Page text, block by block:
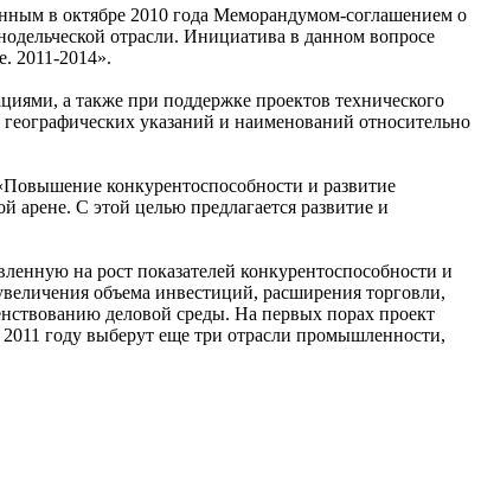
в октябре 2010 года Меморандумом-соглашением о
отрасли. Инициатива в данном вопросе
2011-2014».
а также при поддержке проектов технического
указаний и наименований относительно
конкурентоспособности и развитие
С этой целью предлагается развитие и
на рост показателей конкурентоспособности и
объема инвестиций, расширения торговли,
деловой среды. На первых порах проект
году выберут еще три отрасли промышленности,